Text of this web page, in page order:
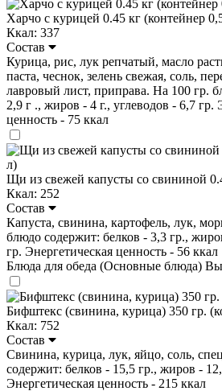
Харчо с курицей 0.45 кг (контейнер
Ккал: 337
Состав
Курица, рис, лук репчатый, масло
паста, чеснок, зелень свежая, соль,
лавровый лист, приправа. На 100 гр.
2,9 г ., жиров - 4 г., углеводов - 6,7 гр.
ценность - 75 ккал
Щи из свежей капусты со свининой
Ккал: 252
Состав
Капуста, свинина, картофель, лук,
блюдо содержит: белков - 3,3 гр.,
гр. Энергетическая ценность - 56 ккал
Блюда для обеда (Основные блюда)
Бифштекс (свинина, курица) 350 гр.
Ккал: 752
Состав
Свинина, курица, лук, яйцо, соль,
содержит: белков - 15,5 гр., жиров -
Энергетическая ценность - 215 ккал